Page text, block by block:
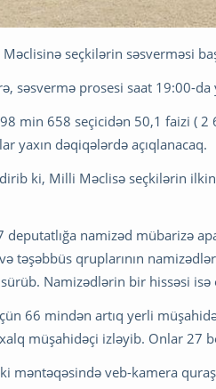
seçkilərin səsverməsi
səsvermə prosesi saat 19:00-da
min 658 seçicidən 50,1 faizi ( 2
yaxın dəqiqələrdə açıqlanacaq.
ki, Milli Məclisə seçkilərin
namizəd mübarizə
təşəbbüs qruplarının
Namizədlərin bir hissəsi isə
66 mindən artıq yerli
müşahidəçi izləyib. Onlar 27
məntəqəsində veb-kamera